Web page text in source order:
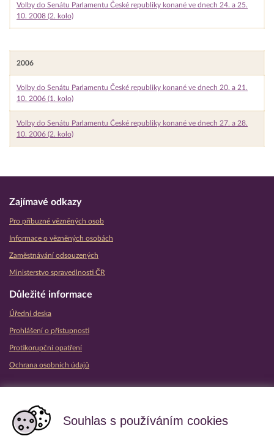
Souhlas s používáním cookies
Volby do Senátu Parlamentu České republiky konané ve dnech 24. a 25.
10. 2008 (2. kolo)
2006
Volby do Senátu Parlamentu České republiky konané ve dnech 20. a 21.
10. 2006 (1. kolo)
Volby do Senátu Parlamentu České republiky konané ve dnech 27. a 28.
10. 2006 (2. kolo)
Zajímavé odkazy
Pro příbuzné vězněných osob
Informace o vězněných osobách
Zaměstnávání odsouzených
Ministerstvo spravedlnosti ČR
Důležité informace
Úřední deska
Prohlášení o přístupnosti
Protikorupční opatření
Ochrana osobních údajů